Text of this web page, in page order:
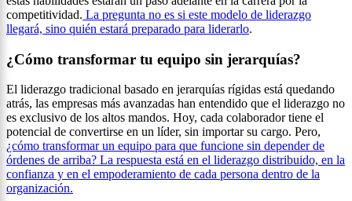
competitividad. La pregunta no es si este modelo de liderazgo
llegará, sino quién estará preparado para liderarlo.
¿Cómo transformar tu equipo sin jerarquías?
El liderazgo tradicional basado en jerarquías rígidas está quedando
atrás, las empresas más avanzadas han entendido que el liderazgo no
es exclusivo de los altos mandos. Hoy, cada colaborador tiene el
potencial de convertirse en un líder, sin importar su cargo. Pero,
¿cómo transformar un equipo para que funcione sin depender de
órdenes de arriba? La respuesta está en el liderazgo distribuido, en la
confianza y en el empoderamiento de cada persona dentro de la
organización.